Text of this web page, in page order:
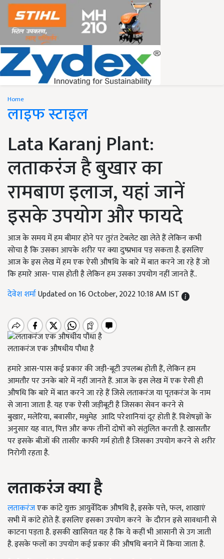
Home
लाइफ स्टाइल
Lata Karanj Plant:
लताकरंज है बुखार का
रामबाण इलाज, यहां जानें
इसके उपयोग और फायदे
आज के समय में हम बीमार होने पर तुरंत टेबलेट खा लेते हैं लेकिन कभी
सोचा है कि उसका आपके शरीर पर क्या दुष्प्रभाव पड़ सकता है. इसलिए
आज के इस लेख में हम एक ऐसी औषधि के बारे में बात करने जा रहे हैं जो
कि हमारे आस- पास होती है लेकिन हम उसका उपयोग नहीं जानते हैं..
देवेश शर्माUpdated on 16 October, 2022 10:18 AM IST
लताकरंज एक औषधीय पौधा है
हमारे आस-पास कई प्रकार की जड़ी-बूटी उपलब्ध होती हैं, लेकिन हम
आमतौर पर उनके बारे में नहीं जानते हैं. आज के इस लेख में एक ऐसी ही
औषधि कि बारे में बात करने जा रहे हैं जिसे लताकरंज या पूतकरंज के नाम
से जाना जाता है. यह एक ऐसी जड़ीबूटी है जिसका सेवन करने से
बुखार,मलेरिया,बवासीर,मधुमेह आदि परेशानियां दूर होती हैं. विशेषज्ञों के
अनुसार यह वात, पित्त और कफ तीनों दोषों को संतुलित करती है. खासतौर
पर इसके बीजों की तासीर काफी गर्म होती है जिसका उपयोग करने से शरीर
निरोगी रहता है.
लताकरंज क्या है
लताकरंजएक कांटे युक्त आयुर्वेदिक औषधि है, इसके पत्ते,फल,शाखाएं
सभी में कांटे होते हैं. इसलिए इसका उपयोग करने केदौरान इसे सावधानी से
काटना पड़ता है. इसकी खासियत यह है कि ये कहीं भी आसानी से उग जाती
है. इसके फलों का उपयोग कई प्रकारकीऔषधि बनाने में किया जाता है.